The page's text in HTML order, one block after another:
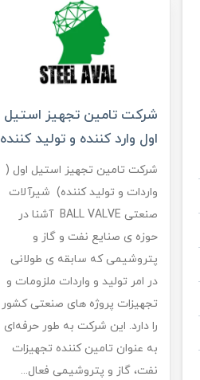
شرکت تامین تجهیز استیل
اول وارد کننده و تولید کننده
شرکت تامین تجهیز استیل اول (
واردات و تولید کننده) شیرآلات
صنعتی BALL VALVE آشنا در
حوزه ی صنایع نفت و گاز و
پتروشیمی که سابقه ی طولانی
در امر تولید و واردات ملزومات و
تجهیزات پروژه های صنعتی کشور
را دارد. این شرکت به طور حرفه‌ای
به عنوان تامین کننده تجهیزات
نفت، گاز و پتروشیمی فعال...